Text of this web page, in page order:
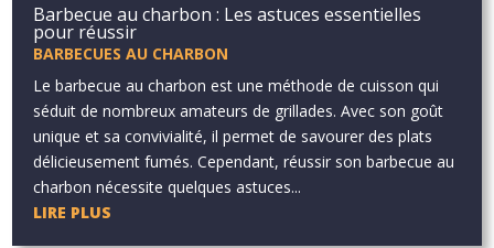
Barbecue au charbon : Les astuces essentielles
pour réussir
BARBECUES AU CHARBON
Le barbecue au charbon est une méthode de cuisson qui
séduit de nombreux amateurs de grillades. Avec son goût
unique et sa convivialité, il permet de savourer des plats
délicieusement fumés. Cependant, réussir son barbecue au
charbon nécessite quelques astuces...
LIRE PLUS